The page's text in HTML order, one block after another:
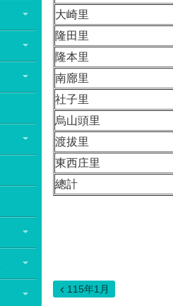
大崎里
隆田里
隆本里
南廍里
社子里
烏山頭里
渡拔里
東西庄里
總計
115年1月